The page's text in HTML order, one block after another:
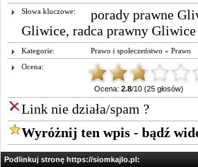
Słowa kluczowe: porady prawne
Gliwice, radca prawny Gliwice
Kategorie: Prawo i społeczeństwo » Prawo
Ocena:
Ocena: 2.8/10 (25 głosów)
Link nie działa/spam ?
Wyróżnij ten wpis - bądź
Podlinkuj stronę https://siomkajlo.pl: